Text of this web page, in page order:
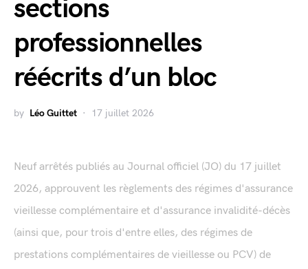
sections
professionnelles
réécrits d’un bloc
by Léo Guittet 17 juillet 2026
Neuf arrêtés publiés au Journal officiel (JO) du 17 juillet
2026, approuvent les règlements des régimes d'assurance
vieillesse complémentaire et d'assurance invalidité-décès
(ainsi que, pour trois d'entre elles, des régimes de
prestations complémentaires de vieillesse ou PCV) de